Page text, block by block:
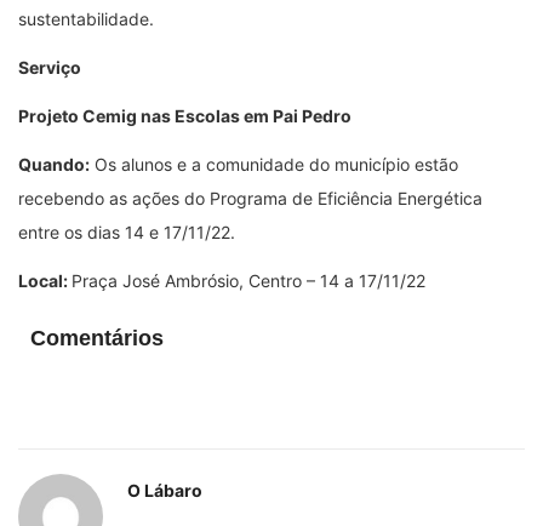
sustentabilidade.
Serviço
Projeto Cemig nas Escolas em Pai Pedro
Quando: Os alunos e a comunidade do município estão
recebendo as ações do Programa de Eficiência Energética
entre os dias 14 e 17/11/22.
Local: Praça José Ambrósio, Centro – 14 a 17/11/22
Comentários
O Lábaro